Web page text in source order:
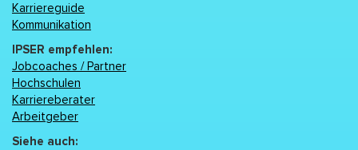
Karriereguide
Kommunikation
IPSER empfehlen:
Jobcoaches / Partner
Hochschulen
Karriereberater
Arbeitgeber
Siehe auch: